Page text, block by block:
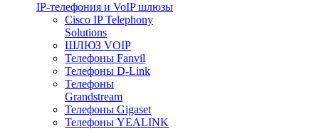
IP-телефония и VoIP шлюзы
Cisco IP Telephony
Solutions
ШЛЮЗ VOIP
Телефоны Fanvil
Телефоны D-Link
Телефоны
Grandstream
Телефоны Gigaset
Телефоны YEALINK